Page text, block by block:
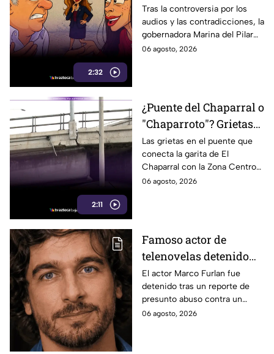
2:32
ambiente para Marina
del Pilar tras la
polémica
Tras la controversia por los
audios y las contradicciones, la
gobernadora Marina del Pilar
enfrenta un notorio cambio en
06 agosto, 2026
2:11
¿Puente del Chaparral o
"Chaparroto"? Grietas
preocupan a miles de
automovilistas en
Tijuana
Las grietas en el puente que
conecta la garita de El
Chaparral con la Zona Centro
preocupan a miles de
06 agosto, 2026
Famoso actor de
telenovelas detenido
por presunto abuso de
un menor de 5 años;
dijo que lo confundió
con su novia
El actor Marco Furlan fue
detenido tras un reporte de
presunto abuso contra un
menor durante una fiesta;
06 agosto, 2026